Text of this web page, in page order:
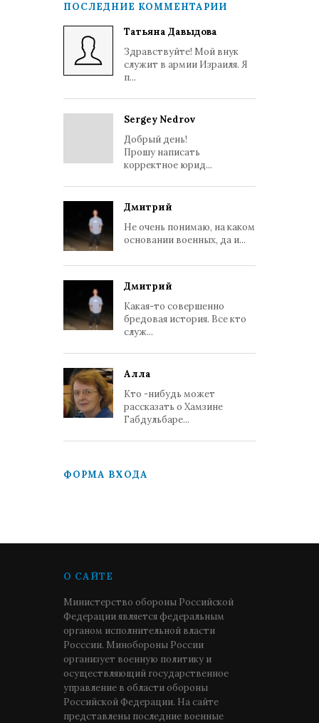
ПОСЛЕДНИЕ КОММЕНТАРИИ
Татьяна Давыдова
Здравствуйте! Мой внук
служит в армии Израиля. Я
п...
Sergey Nedrov
Добрый день!
Прошу написать
корректное юрид...
Дмитрий
Не очень понимаю, на каком
основании военных, да и...
Дмитрий
Какая-то совершенно
бредовая история. Все кто
служ...
Алла
Кто -нибудь может
рассказать о Хамзине
Габдульбаре...
ФОРМА ВХОДА
О САЙТЕ
Министерство обороны Российской
Федерации является федеральным
органом исполнительной власти
Росссии. Минобороны России
организует военную политику и
осуществляющий государственное
управление в области обороны
Российской Федерации. На сайте
представлены последние военные